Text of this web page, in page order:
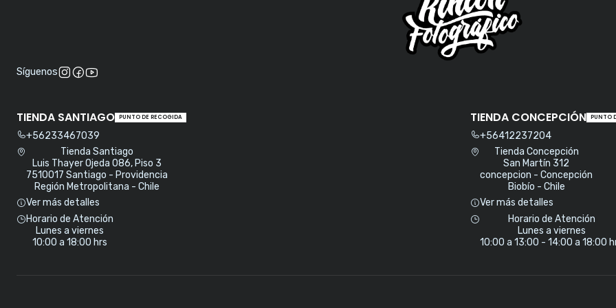
Síguenos
TIENDA SANTIAGO PUNTO DE RECOGIDA
+56233467039
Tienda Santiago
Luis Thayer Ojeda 086, Piso 3
7510017 Santiago - Providencia
Región Metropolitana - Chile
Ver más detalles
Horario de Atención
Lunes a viernes
10:00 a 18:00 hrs
TIENDA CONCEPCIÓN PUNTO
+56412237204
Tienda Concepción
San Martín 312
concepcion - Concepción
Biobío - Chile
Ver más detalles
Horario de Atención
Lunes a viernes
10:00 a 13:00 - 14:00 a 18:00